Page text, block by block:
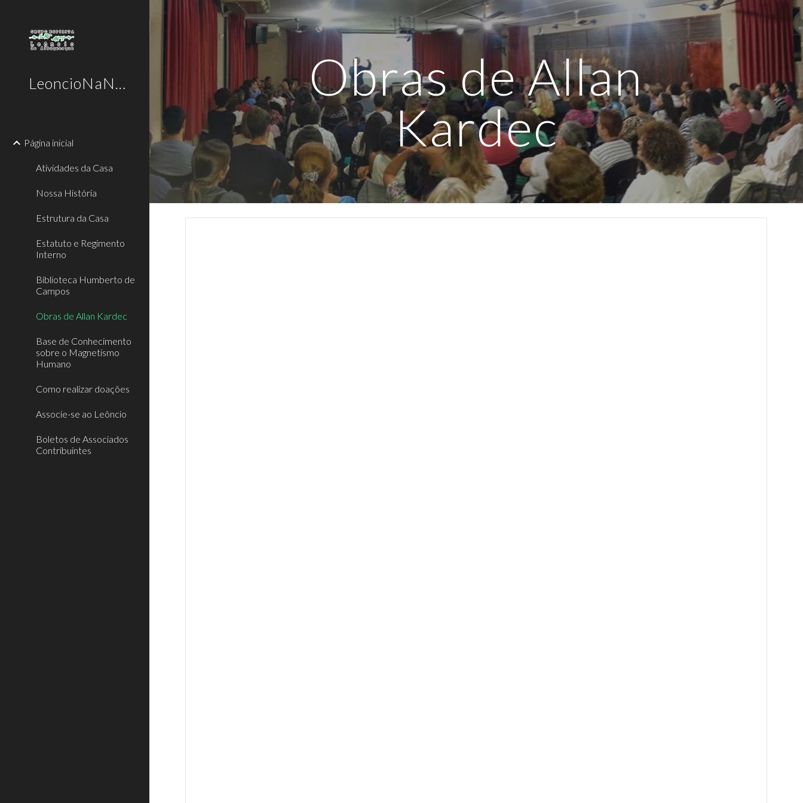
Skip to main content Skip to navigation
LeoncioNaNet
Página inicial
Atividades da Casa
Nossa História
Estrutura da Casa
Estatuto e Regimento
Interno
Biblioteca Humberto de
Campos
Obras de Allan Kardec
Base de Conhecimento
sobre o Magnetismo
Humano
Como realizar doações
Associe-se ao Leôncio
Boletos de Associados
Contribuintes
Obras de Allan
Kardec